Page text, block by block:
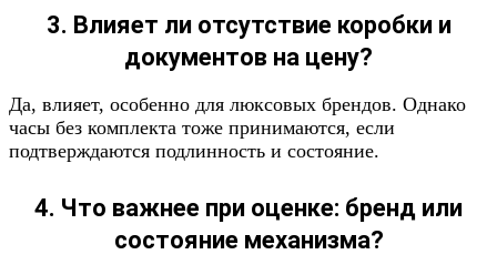
3. Влияет ли отсутствие коробки и
документов на цену?
Да, влияет, особенно для люксовых брендов. Однако
часы без комплекта тоже принимаются, если
подтверждаются подлинность и состояние.
4. Что важнее при оценке: бренд или
состояние механизма?